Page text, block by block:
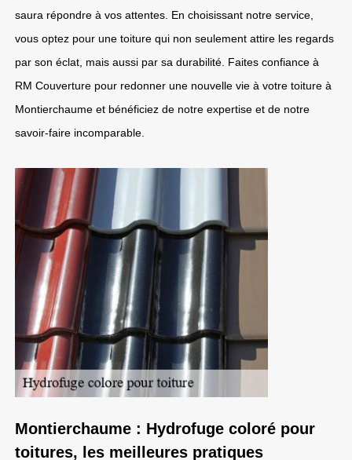
saura répondre à vos attentes. En choisissant notre service,
vous optez pour une toiture qui non seulement attire les regards
par son éclat, mais aussi par sa durabilité. Faites confiance à
RM Couverture pour redonner une nouvelle vie à votre toiture à
Montierchaume et bénéficiez de notre expertise et de notre
savoir-faire incomparable.
Montierchaume : Hydrofuge coloré pour
toitures, les meilleures pratiques